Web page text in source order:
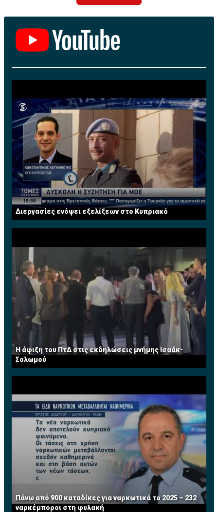
Διεργασίες ενόψει εξελίξεων στο Κυπριακό
Η άφιξη του ΠτΔ στις εκδηλώσεις μνήμης Ισαάκ-
Σολωμού
Πάνω από 900 καταδίκες για ναρκωτικά το 2025 – 232
ναρκέμποροι στη φυλακή